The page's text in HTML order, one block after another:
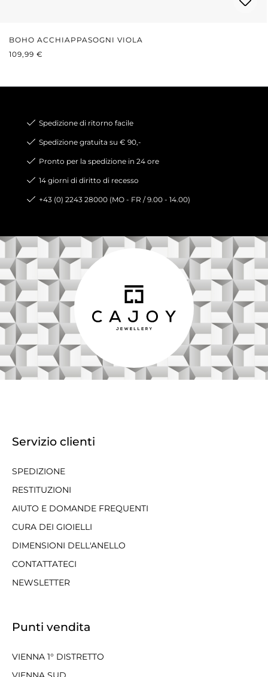
BOHO ACCHIAPPASOGNI VIOLA
PREZZO NORMALE:
109,99 €
Spedizione di ritorno facile
Spedizione gratuita su € 90,-
Pronto per la spedizione in 24 ore
14 giorni di diritto di recesso
+43 (0) 2243 28000 (MO - FR / 9.00 - 14.00)
Servizio clienti
SPEDIZIONE
RESTITUZIONI
AIUTO E DOMANDE FREQUENTI
CURA DEI GIOIELLI
DIMENSIONI DELL'ANELLO
CONTATTATECI
NEWSLETTER
Punti vendita
VIENNA 1° DISTRETTO